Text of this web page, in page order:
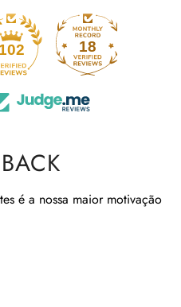
18
é a nossa maior motivação